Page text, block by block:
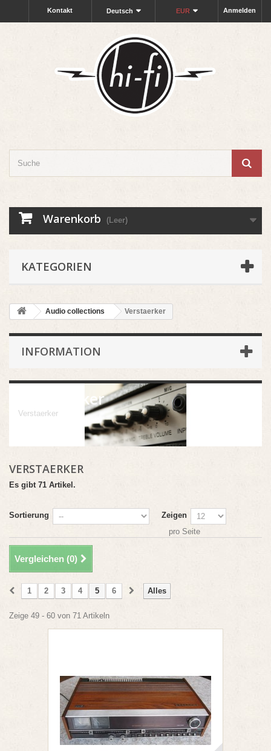
Anmelden
EUR
Deutsch
Kontakt
Warenkorb (Leer)
KATEGORIEN
Audio collections Verstaerker
INFORMATION
Verstaerker
Verstaerker
VERSTAERKER
Es gibt 71 Artikel.
Sortierung
Zeigen
pro Seite
Vergleichen (0)
Alles
1 2 3 4 5 6
Zeige 49 - 60 von 71 Artikeln